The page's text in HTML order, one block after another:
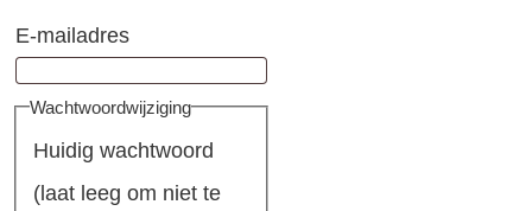
E-mailadres
Wachtwoordwijziging
Huidig wachtwoord
(laat leeg om niet te